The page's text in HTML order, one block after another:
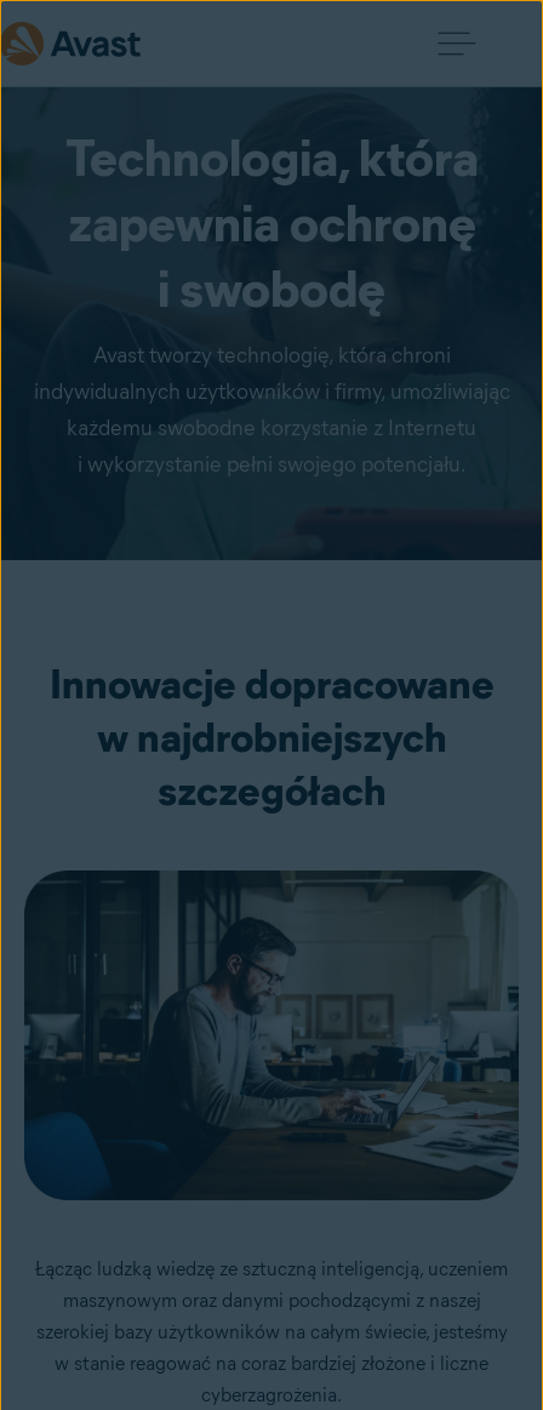
Technologia, która
zapewnia ochronę
i swobodę
Avast tworzy technologię, która chroni
indywidualnych użytkowników i firmy, umożliwiając
każdemu swobodne korzystanie z Internetu
i wykorzystanie pełni swojego potencjału.
Innowacje dopracowane
w najdrobniejszych
szczegółach
Łącząc ludzką wiedzę ze sztuczną inteligencją, uczeniem
maszynowym oraz danymi pochodzącymi z naszej
szerokiej bazy użytkowników na całym świecie, jesteśmy
w stanie reagować na coraz bardziej złożone i liczne
cyberzagrożenia.